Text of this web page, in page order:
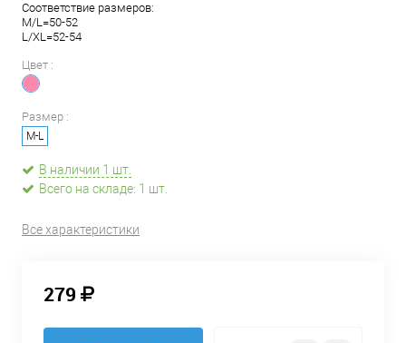
Соответствие размеров:
M/L=50-52
L/XL=52-54
Цвет :
Размер :
M-L
В наличии 1 шт.
Всего на складе: 1 шт.
Все характеристики
279